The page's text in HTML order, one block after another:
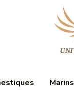
Marins